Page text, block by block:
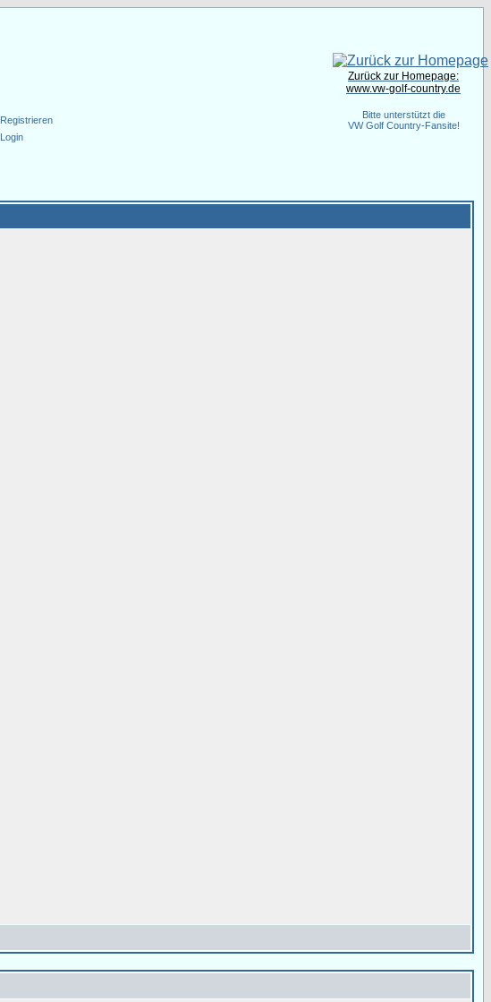
Registrieren
Login
Zurück zur Homepage:
www.vw-golf-country.de
Bitte unterstützt die
VW Golf Country-Fansite!